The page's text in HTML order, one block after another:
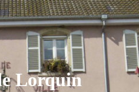
Lorquin